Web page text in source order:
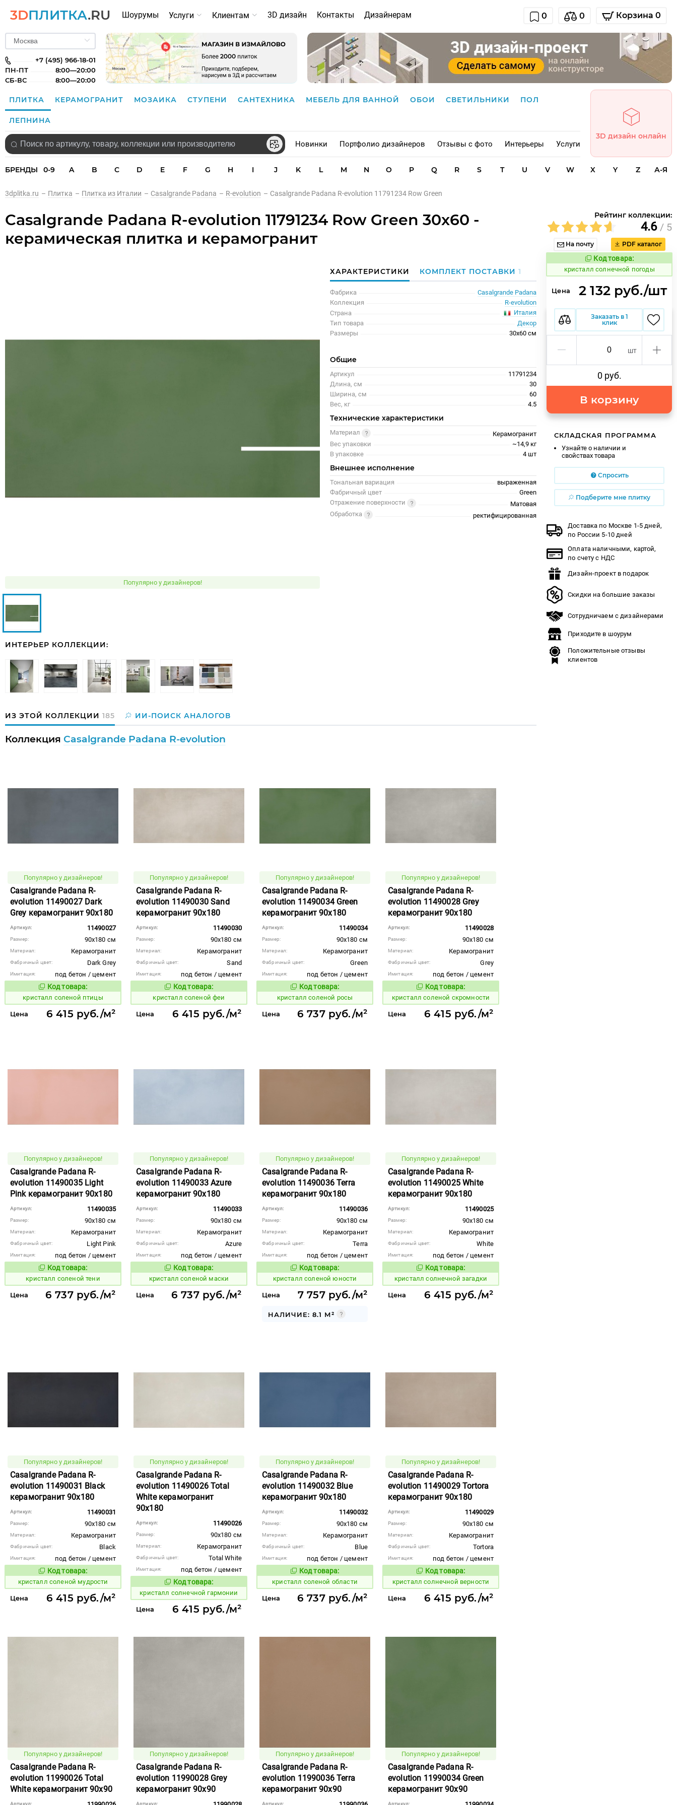
3DПЛИТКА.RU Шоурумы Услуги Клиентам 3D дизайн Контакты Дизайнерам 0 0 Корзина 0
+7 (495) 966-18-01
ПН-ПТ
8:00—20:00
СБ-ВС
8:00—20:00
ПЛИТКА КЕРАМОГРАНИТ МОЗАИКА СТУПЕНИ САНТЕХНИКА МЕБЕЛЬ ДЛЯ ВАННОЙ ОБОИ СВЕТИЛЬНИКИ ПОЛ
ЛЕПНИНА
Новинки Портфолио дизайнеров Отзывы с фото Интерьеры Услуги
3D дизайн онлайн
БРЕНДЫ 0-9 A B C D E F G H I J K L M N O P Q R S T U V W X Y Z А-Я
3dplitka.ru – Плитка – Плитка из Италии – Casalgrande Padana – R-evolution – Casalgrande Padana R-evolution 11791234 Row Green
Casalgrande Padana R-evolution 11791234 Row Green 30x60 -
керамическая плитка и керамогранит
Рейтинг коллекции:
4.6 / 5
На почту PDF каталог
Популярно у дизайнеров!
ИНТЕРЬЕР КОЛЛЕКЦИИ:
ХАРАКТЕРИСТИКИ КОМПЛЕКТ ПОСТАВКИ1
Фабрика
Casalgrande Padana
Коллекция
R-evolution
Страна
Италия
Тип товара
Декор
Размеры
30x60 см
Общие
Артикул
11791234
Длина, см
30
Ширина, см
60
Вес, кг
4.5
Технические характеристики
Материал
Керамогранит
Вес упаковки
~14,9 кг
В упаковке
4 шт
Внешнее исполнение
Тональная вариация
выраженная
Фабричный цвет
Green
Отражение поверхности
Матовая
Обработка
ректифицированная
ИЗ ЭТОЙ КОЛЛЕКЦИИ 185 ИИ-ПОИСК АНАЛОГОВ
Коллекция Casalgrande Padana R-evolution
Популярно у дизайнеров!
Casalgrande Padana R-
evolution 11490027 Dark
Grey керамогранит 90x180
Артикул: 11490027
Размер: 90x180 см
Материал: Керамогранит
Фабричный цвет: Dark Grey
Имитация:
под бетон / цемент
Код товара:
824198 Код товара:
кристалл соленой птицы
Цена 6 415 руб./м²
Популярно у дизайнеров!
Casalgrande Padana R-
evolution 11490030 Sand
керамогранит 90x180
Артикул: 11490030
Размер: 90x180 см
Материал: Керамогранит
Фабричный цвет: Sand
Имитация:
под бетон / цемент
Код товара:
824238 Код товара:
кристалл соленой феи
Цена 6 415 руб./м²
Популярно у дизайнеров!
Casalgrande Padana R-
evolution 11490034 Green
керамогранит 90x180
Артикул: 11490034
Размер: 90x180 см
Материал: Керамогранит
Фабричный цвет: Green
Имитация:
под бетон / цемент
Код товара:
824207 Код товара:
кристалл соленой росы
Цена 6 737 руб./м²
Популярно у дизайнеров!
Casalgrande Padana R-
evolution 11490028 Grey
керамогранит 90x180
Артикул: 11490028
Размер: 90x180 см
Материал: Керамогранит
Фабричный цвет: Grey
Имитация:
под бетон / цемент
Код товара:
824218 Код товара:
кристалл соленой скромности
Цена 6 415 руб./м²
Популярно у дизайнеров!
Casalgrande Padana R-
evolution 11490035 Light
Pink керамогранит 90x180
Артикул: 11490035
Размер: 90x180 см
Материал: Керамогранит
Фабричный цвет: Light Pink
Имитация:
под бетон / цемент
Код товара:
824228 Код товара:
кристалл соленой тени
Цена 6 737 руб./м²
Популярно у дизайнеров!
Casalgrande Padana R-
evolution 11490033 Azure
керамогранит 90x180
Артикул: 11490033
Размер: 90x180 см
Материал: Керамогранит
Фабричный цвет: Azure
Имитация:
под бетон / цемент
Код товара:
824172 Код товара:
кристалл соленой маски
Цена 6 737 руб./м²
Популярно у дизайнеров!
Casalgrande Padana R-
evolution 11490036 Terra
керамогранит 90x180
Артикул: 11490036
Размер: 90x180 см
Материал: Керамогранит
Фабричный цвет: Terra
Имитация:
под бетон / цемент
Код товара:
824248 Код товара:
кристалл соленой юности
Цена 7 757 руб./м²
НАЛИЧИЕ: 8.1 М²
Популярно у дизайнеров!
Casalgrande Padana R-
evolution 11490025 White
керамогранит 90x180
Артикул: 11490025
Размер: 90x180 см
Материал: Керамогранит
Фабричный цвет: White
Имитация:
под бетон / цемент
Код товара:
824277 Код товара:
кристалл солнечной загадки
Цена 6 415 руб./м²
Популярно у дизайнеров!
Casalgrande Padana R-
evolution 11490031 Black
керамогранит 90x180
Артикул: 11490031
Размер: 90x180 см
Материал: Керамогранит
Фабричный цвет: Black
Имитация:
под бетон / цемент
Код товара:
824180 Код товара:
кристалл соленой мудрости
Цена 6 415 руб./м²
Популярно у дизайнеров!
Casalgrande Padana R-
evolution 11490026 Total
White керамогранит
90x180
Артикул: 11490026
Размер: 90x180 см
Материал: Керамогранит
Фабричный цвет: Total White
Имитация:
под бетон / цемент
Код товара:
824266 Код товара:
кристалл солнечной гармонии
Цена 6 415 руб./м²
Популярно у дизайнеров!
Casalgrande Padana R-
evolution 11490032 Blue
керамогранит 90x180
Артикул: 11490032
Размер: 90x180 см
Материал: Керамогранит
Фабричный цвет: Blue
Имитация:
под бетон / цемент
Код товара:
824188 Код товара:
кристалл соленой области
Цена 6 737 руб./м²
Популярно у дизайнеров!
Casalgrande Padana R-
evolution 11490029 Tortora
керамогранит 90x180
Артикул: 11490029
Размер: 90x180 см
Материал: Керамогранит
Фабричный цвет: Tortora
Имитация:
под бетон / цемент
Код товара:
824256 Код товара:
кристалл солнечной верности
Цена 6 415 руб./м²
Популярно у дизайнеров!
Casalgrande Padana R-
evolution 11990026 Total
White керамогранит 90x90
Артикул:
Популярно у дизайнеров!
Casalgrande Padana R-
evolution 11990028 Grey
керамогранит 90x90
Артикул:
Популярно у дизайнеров!
Casalgrande Padana R-
evolution 11990036 Terra
керамогранит 90x90
Артикул:
Популярно у дизайнеров!
Casalgrande Padana R-
evolution 11990034 Green
керамогранит 90x90
Артикул:
Код товара:
824321 Код товара:
кристалл солнечной погоды
Цена 2 132 руб./шт
Заказать в 1
клик
шт
0 руб.
В корзину
СКЛАДСКАЯ ПРОГРАММА
Узнайте о наличии и
свойствах товара
Спросить
Подберите мне плитку
Доставка по Москве 1-5 дней,
по России 5-10 дней
Оплата наличными, картой,
по счету с НДС
Дизайн-проект в подарок
Скидки на большие заказы
Сотрудничаем с дизайнерами
Приходите в шоурум
Положительные отзывы
клиентов